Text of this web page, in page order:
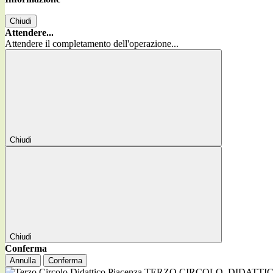
Chiudi
Attendere...
Attendere il completamento dell'operazione...
Chiudi
Chiudi
Conferma
Annulla Conferma